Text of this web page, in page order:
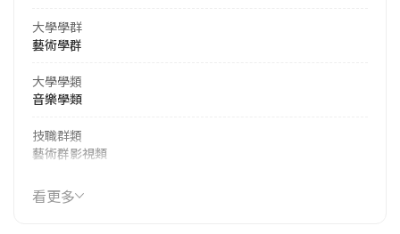
大學學群
藝術學群
大學學類
音樂學類
技職群類
藝術群影視類
114年學費
37,330 元/學期
看更多